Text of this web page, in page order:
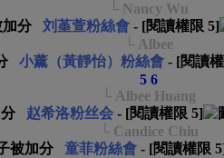
└ Nancy Wu
刘堇萱粉絲會- [閱讀權限 5]
└ Albee
小薰（黃靜怡）粉絲會- [閱讀
5 6
└ Albee Huang
赵希洛粉丝会- [閱讀權限 5]
└ Candice Chiu
童菲粉絲會- [閱讀權限 5